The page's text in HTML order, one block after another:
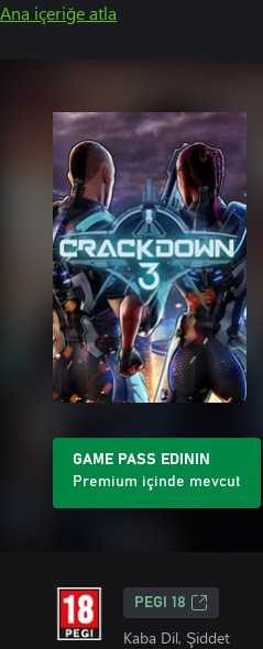
Ana içeriğe atla
GAME PASS EDININ
Premium içinde mevcut
PEGI 18
Kaba Dil, Şiddet